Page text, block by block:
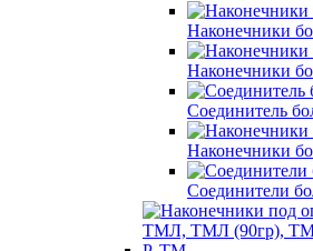
Наконечники
Наконечники
Соединитель
Наконечники
Соединители